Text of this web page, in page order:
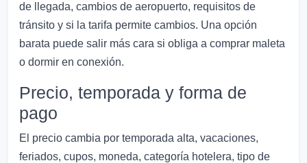
de llegada, cambios de aeropuerto, requisitos de
tránsito y si la tarifa permite cambios. Una opción
barata puede salir más cara si obliga a comprar maleta
o dormir en conexión.
Precio, temporada y forma de
pago
El precio cambia por temporada alta, vacaciones,
feriados, cupos, moneda, categoría hotelera, tipo de